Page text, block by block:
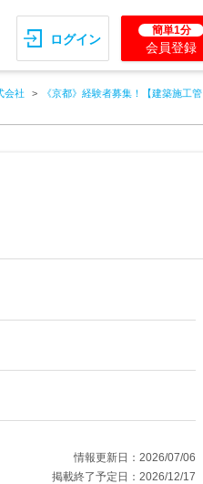
ログイン
簡単1分
会員登録
会社
《京都》経験者募集！【建築施工管
情報更新日：2026/07/06
掲載終了予定日：2026/12/17